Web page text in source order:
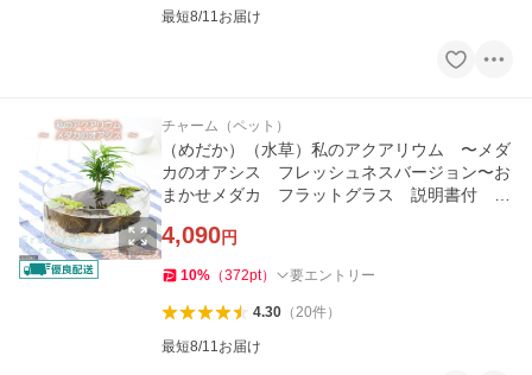
最短8/11お届け
チャーム（ペット）
（めだか）（水草）私のアクアリウム 〜メダ
カのオアシス フレッシュネスバージョン〜お
まかせメダカ フラットグラス 説明書付 飼
4,090円
10% （372pt） 要エントリー
4.30（20件）
最短8/11お届け